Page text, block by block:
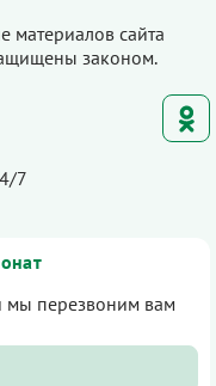
материалов сайта
законом.
7
мы перезвоним вам